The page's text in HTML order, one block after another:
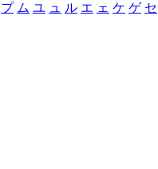
プ ム ユ ュ ル エ ェ ケ ゲ セ